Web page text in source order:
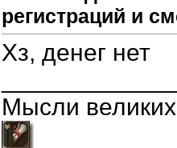
регистраций и
Хз, денег нет
Мысли